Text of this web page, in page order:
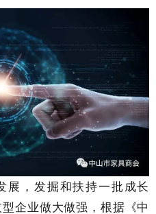
展，发掘和扶持一批成长
企业做大做强，根据《中